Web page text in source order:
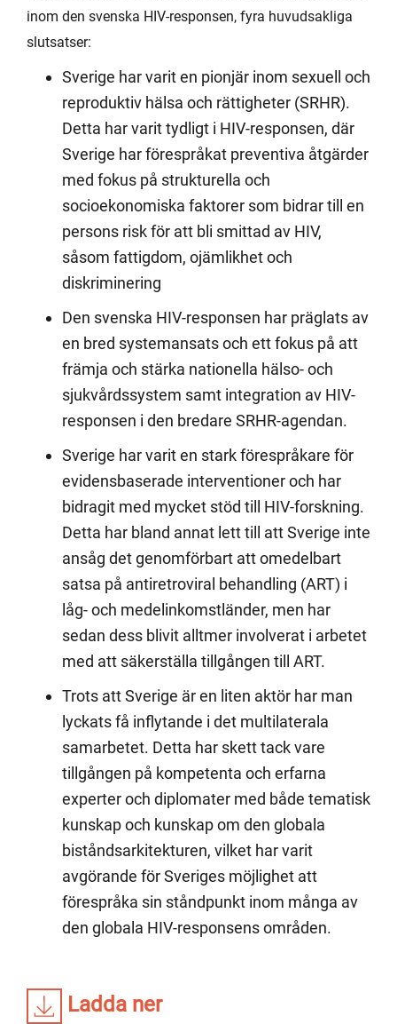
Ladda ner
inom den svenska HIV-responsen, fyra huvudsakliga
slutsatser:
Sverige har varit en pionjär inom sexuell och
reproduktiv hälsa och rättigheter (SRHR).
Detta har varit tydligt i HIV-responsen, där
Sverige har förespråkat preventiva åtgärder
med fokus på strukturella och
socioekonomiska faktorer som bidrar till en
persons risk för att bli smittad av HIV,
såsom fattigdom, ojämlikhet och
diskriminering
Den svenska HIV-responsen har präglats av
en bred systemansats och ett fokus på att
främja och stärka nationella hälso- och
sjukvårdssystem samt integration av HIV-
responsen i den bredare SRHR-agendan.
Sverige har varit en stark förespråkare för
evidensbaserade interventioner och har
bidragit med mycket stöd till HIV-forskning.
Detta har bland annat lett till att Sverige inte
ansåg det genomförbart att omedelbart
satsa på antiretroviral behandling (ART) i
låg- och medelinkomstländer, men har
sedan dess blivit alltmer involverat i arbetet
med att säkerställa tillgången till ART.
Trots att Sverige är en liten aktör har man
lyckats få inflytande i det multilaterala
samarbetet. Detta har skett tack vare
tillgången på kompetenta och erfarna
experter och diplomater med både tematisk
kunskap och kunskap om den globala
biståndsarkitekturen, vilket har varit
avgörande för Sveriges möjlighet att
förespråka sin ståndpunkt inom många av
den globala HIV-responsens områden.